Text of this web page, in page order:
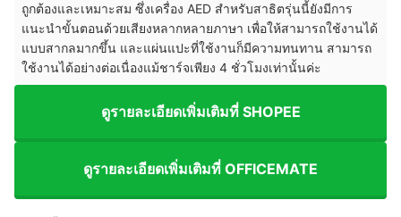
ถูกต้องและเหมาะสม ซึ่งเครื่อง AED สำหรับสาธิตรุ่นนี้ยังมีการ
แนะนำขั้นตอนด้วยเสียงหลากหลายภาษา เพื่อให้สามารถใช้งานได้
แบบสากลมากขึ้น และแผ่นแปะที่ใช้งานก็มีความทนทาน สามารถ
ใช้งานได้อย่างต่อเนื่องแม้ชาร์จเพียง 4 ชั่วโมงเท่านั้นค่ะ
ดูรายละเอียดเพิ่มเติมที่ SHOPEE
ดูรายละเอียดเพิ่มเติมที่ OFFICEMATE